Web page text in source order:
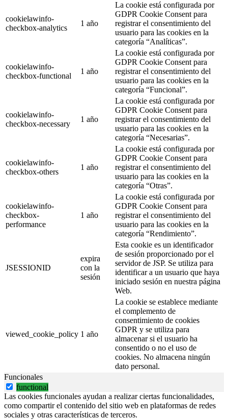
cookielawinfo-
checkbox-analytics
1 año
La cookie está configurada por
GDPR Cookie Consent para
registrar el consentimiento del
usuario para las cookies en la
categoría “Analíticas”.
cookielawinfo-
checkbox-functional
1 año
La cookie está configurada por
GDPR Cookie Consent para
registrar el consentimiento del
usuario para las cookies en la
categoría “Funcional”.
cookielawinfo-
checkbox-necessary
1 año
La cookie está configurada por
GDPR Cookie Consent para
registrar el consentimiento del
usuario para las cookies en la
categoría “Necesarias”.
cookielawinfo-
checkbox-others
1 año
La cookie está configurada por
GDPR Cookie Consent para
registrar el consentimiento del
usuario para las cookies en la
categoría “Otras”.
cookielawinfo-
checkbox-
performance
1 año
La cookie está configurada por
GDPR Cookie Consent para
registrar el consentimiento del
usuario para las cookies en la
categoría “Rendimiento”.
JSESSIONID
expira
con la
sesión
Esta cookie es un identificador
de sesión proporcionado por el
servidor de JSP. Se utiliza para
identificar a un usuario que haya
iniciado sesión en nuestra página
Web.
viewed_cookie_policy 1 año
La cookie se establece mediante
el complemento de
consentimiento de cookies
GDPR y se utiliza para
almacenar si el usuario ha
consentido o no el uso de
cookies. No almacena ningún
dato personal.
Funcionales
functional
Las cookies funcionales ayudan a realizar ciertas funcionalidades,
como compartir el contenido del sitio web en plataformas de redes
sociales y otras características de terceros.